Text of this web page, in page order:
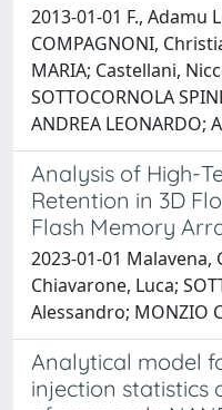
2013-01-01 F., Adamu
COMPAGNONI,
MARIA; Castellani,
SOTTOCORNOLA
ANDREA LEONARDO;
Analysis of High-
Retention in 3D
Flash Memory
2023-01-01
Chiavarone, Luca;
Alessandro; MONZIO
Analytical model
injection statistics